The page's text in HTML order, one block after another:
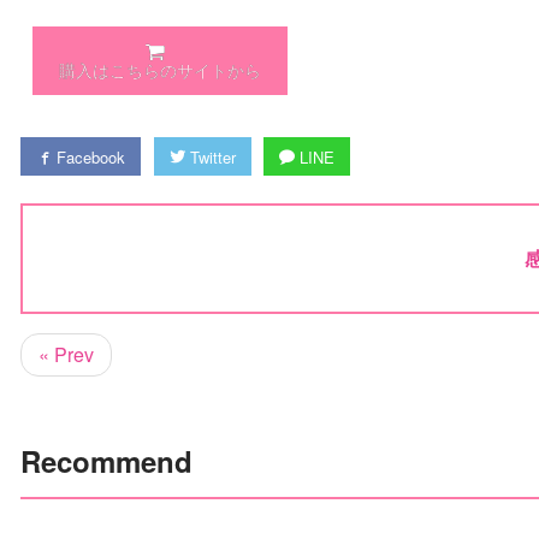
購入はこちらのサイトから
Facebook Twitter LINE
« Prev
Recommend